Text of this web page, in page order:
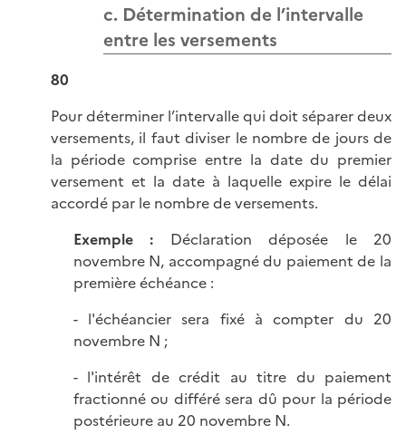
c. Détermination de l’intervalle
entre les versements
80
Pour déterminer l’intervalle qui doit séparer deux
versements, il faut diviser le nombre de jours de
la période comprise entre la date du premier
versement et la date à laquelle expire le délai
accordé par le nombre de versements.
Exemple : Déclaration déposée le 20
novembre N, accompagné du paiement de la
première échéance :
- l'échéancier sera fixé à compter du 20
novembre N ;
- l'intérêt de crédit au titre du paiement
fractionné ou différé sera dû pour la période
postérieure au 20 novembre N.